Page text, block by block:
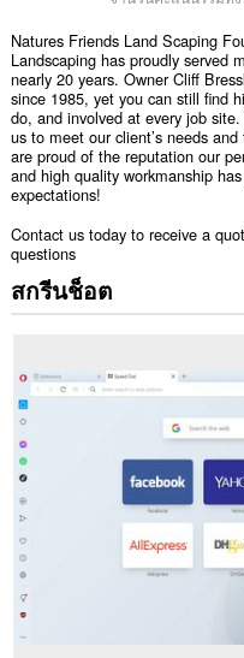
Natures Friends Land Scaping
Landscaping has proudly served
nearly 20 years. Owner Cliff
since 1985, yet you can still find
do, and involved at every job
us to meet our client’s needs
are proud of the reputation our
and high quality workmanship
expectations!
Contact us today to receive a
questions
สกรีนช็อต